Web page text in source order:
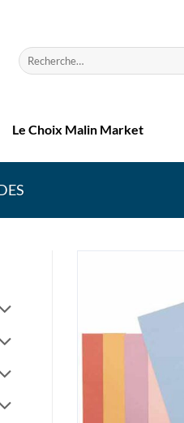
Recherche
pour :
Le Choix Malin Market